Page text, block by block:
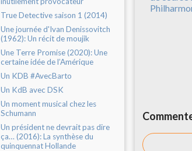
True Detective saison 1 (2014)
Une journée d'Ivan Denissovitch
(1962): Un récit de moujik
Une Terre Promise (2020): Une
certaine idée de l’Amérique
Un KDB #AvecBarto
Un KdB avec DSK
Un moment musical chez les
Schumann
Un président ne devrait pas dire
ça… (2016): La synthèse du
quinquennat Hollande